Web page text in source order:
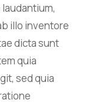
illo inventore
dicta sunt
quia
sed quia